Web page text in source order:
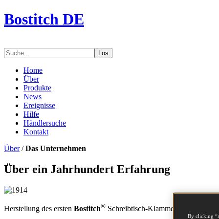
Bostitch DE
Los
Home
Über
Produkte
News
Ereignisse
Hilfe
Händlersuche
Kontakt
Über/Das Unternehmen
Über ein Jahrhundert Erfahrung
Herstellung des ersten Bostitch® Schreibtisch-Klammergeräts Modell
By clicking